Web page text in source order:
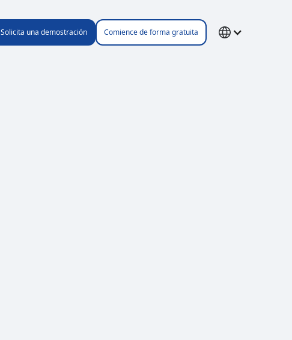
Solicita una demostración Comience de forma gratuita